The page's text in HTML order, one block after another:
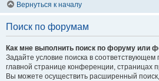
Вернуться к началу
Поиск по форумам
Как мне выполнить поиск по форуму или
Задайте условие поиска в
главной странице конференции, страницах
Вы можете осуществить расширенный